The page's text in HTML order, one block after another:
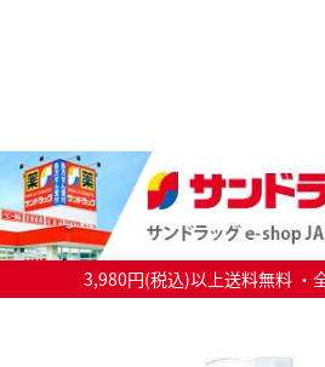
3,980円(税込)以上送料無料 ・